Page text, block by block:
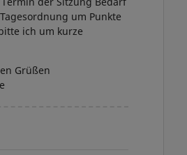
um Punkte
ich um kurze
Grüßen